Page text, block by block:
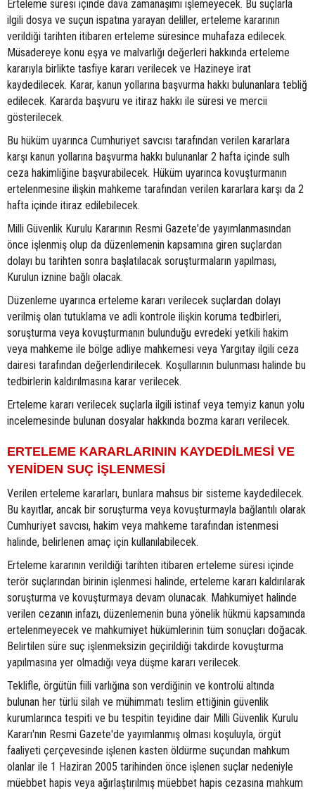
Erteleme süresi içinde dava zamanaşımı işlemeyecek. Bu suçlarla
ilgili dosya ve suçun ispatına yarayan deliller, erteleme kararının
verildiği tarihten itibaren erteleme süresince muhafaza edilecek.
Müsadereye konu eşya ve malvarlığı değerleri hakkında erteleme
kararıyla birlikte tasfiye kararı verilecek ve Hazineye irat
kaydedilecek. Karar, kanun yollarına başvurma hakkı bulunanlara tebliğ
edilecek. Kararda başvuru ve itiraz hakkı ile süresi ve mercii
gösterilecek.
Bu hüküm uyarınca Cumhuriyet savcısı tarafından verilen kararlara
karşı kanun yollarına başvurma hakkı bulunanlar 2 hafta içinde sulh
ceza hakimliğine başvurabilecek. Hüküm uyarınca kovuşturmanın
ertelenmesine ilişkin mahkeme tarafından verilen kararlara karşı da 2
hafta içinde itiraz edilebilecek.
Milli Güvenlik Kurulu Kararının Resmi Gazete'de yayımlanmasından
önce işlenmiş olup da düzenlemenin kapsamına giren suçlardan
dolayı bu tarihten sonra başlatılacak soruşturmaların yapılması,
Kurulun iznine bağlı olacak.
Düzenleme uyarınca erteleme kararı verilecek suçlardan dolayı
verilmiş olan tutuklama ve adli kontrole ilişkin koruma tedbirleri,
soruşturma veya kovuşturmanın bulunduğu evredeki yetkili hakim
veya mahkeme ile bölge adliye mahkemesi veya Yargıtay ilgili ceza
dairesi tarafından değerlendirilecek. Koşullarının bulunması halinde bu
tedbirlerin kaldırılmasına karar verilecek.
Erteleme kararı verilecek suçlarla ilgili istinaf veya temyiz kanun yolu
incelemesinde bulunan dosyalar hakkında bozma kararı verilecek.
ERTELEME KARARLARININ KAYDEDİLMESİ VE
YENİDEN SUÇ İŞLENMESİ
Verilen erteleme kararları, bunlara mahsus bir sisteme kaydedilecek.
Bu kayıtlar, ancak bir soruşturma veya kovuşturmayla bağlantılı olarak
Cumhuriyet savcısı, hakim veya mahkeme tarafından istenmesi
halinde, belirlenen amaç için kullanılabilecek.
Erteleme kararının verildiği tarihten itibaren erteleme süresi içinde
terör suçlarından birinin işlenmesi halinde, erteleme kararı kaldırılarak
soruşturma ve kovuşturmaya devam olunacak. Mahkumiyet halinde
verilen cezanın infazı, düzenlemenin buna yönelik hükmü kapsamında
ertelenmeyecek ve mahkumiyet hükümlerinin tüm sonuçları doğacak.
Belirtilen süre suç işlenmeksizin geçirildiği takdirde kovuşturma
yapılmasına yer olmadığı veya düşme kararı verilecek.
Teklifle, örgütün fiili varlığına son verdiğinin ve kontrolü altında
bulunan her türlü silah ve mühimmatı teslim ettiğinin güvenlik
kurumlarınca tespiti ve bu tespitin teyidine dair Milli Güvenlik Kurulu
Kararı'nın Resmi Gazete'de yayımlanmış olması koşuluyla, örgüt
faaliyeti çerçevesinde işlenen kasten öldürme suçundan mahkum
olanlar ile 1 Haziran 2005 tarihinden önce işlenen suçlar nedeniyle
müebbet hapis veya ağırlaştırılmış müebbet hapis cezasına mahkum